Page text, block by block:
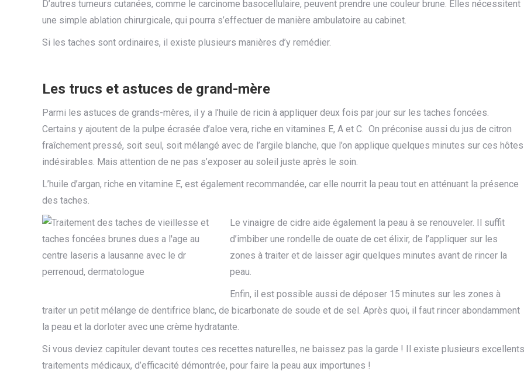
D’autres tumeurs cutanées, comme le carcinome basocellulaire, peuvent prendre une couleur brune. Elles nécessitent
une simple ablation chirurgicale, qui pourra s’effectuer de manière ambulatoire au cabinet.
Si les taches sont ordinaires, il existe plusieurs manières d’y remédier.
Les trucs et astuces de grand-mère
Parmi les astuces de grands-mères, il y a l’huile de ricin à appliquer deux fois par jour sur les taches foncées.
Certains y ajoutent de la pulpe écrasée d’aloe vera, riche en vitamines E, A et C. On préconise aussi du jus de citron
fraîchement pressé, soit seul, soit mélangé avec de l’argile blanche, que l’on applique quelques minutes sur ces hôtes
indésirables. Mais attention de ne pas s’exposer au soleil juste après le soin.
L’huile d’argan, riche en vitamine E, est également recommandée, car elle nourrit la peau tout en atténuant la présence
des taches.
Le vinaigre de cidre aide également la peau à se renouveler. Il suffit
d’imbiber une rondelle de ouate de cet élixir, de l’appliquer sur les
zones à traiter et de laisser agir quelques minutes avant de rincer la
peau.
Enfin, il est possible aussi de déposer 15 minutes sur les zones à
traiter un petit mélange de dentifrice blanc, de bicarbonate de soude et de sel. Après quoi, il faut rincer abondamment
la peau et la dorloter avec une crème hydratante.
Si vous deviez capituler devant toutes ces recettes naturelles, ne baissez pas la garde ! Il existe plusieurs excellents
traitements médicaux, d’efficacité démontrée, pour faire la peau aux importunes !